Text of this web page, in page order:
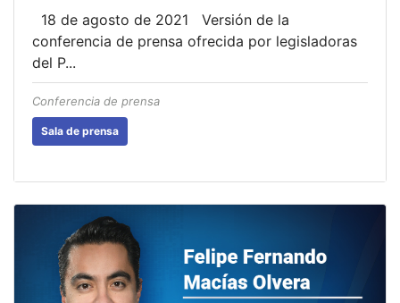
18 de agosto de 2021 Versión de la
conferencia de prensa ofrecida por legisladoras
del P...
Conferencia de prensa
Sala de prensa